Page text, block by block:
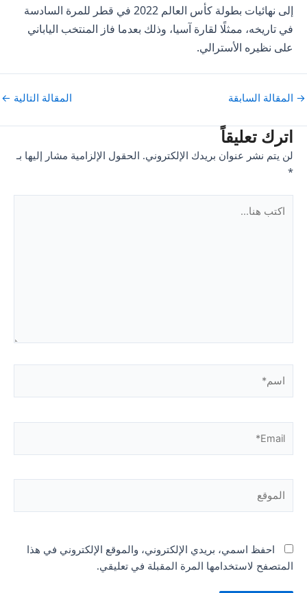
إلى نهائيات بطولة كأس العالم 2022 في قطر للمرة السادسة
في تاريخه، ممثلًا لقارة آسيا، وذلك بعدما فاز المنتخب الياباني
على نظيره الأسترالي.
Post
→ المقالة السابقة المقالة التالية ←
اترك تعليقاً
لن يتم نشر عنوان بريدك الإلكتروني. الحقول الإلزامية مشار إليها بـ
*
هنا...
احفظ اسمي، بريدي الإلكتروني، والموقع الإلكتروني في هذا
المتصفح لاستخدامها المرة المقبلة في تعليقي.